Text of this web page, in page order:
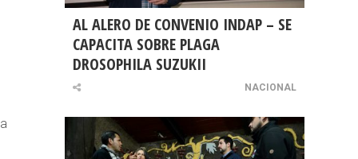
AL ALERO DE CONVENIO INDAP – SE
CAPACITA SOBRE PLAGA
DROSOPHILA SUZUKII
NACIONAL